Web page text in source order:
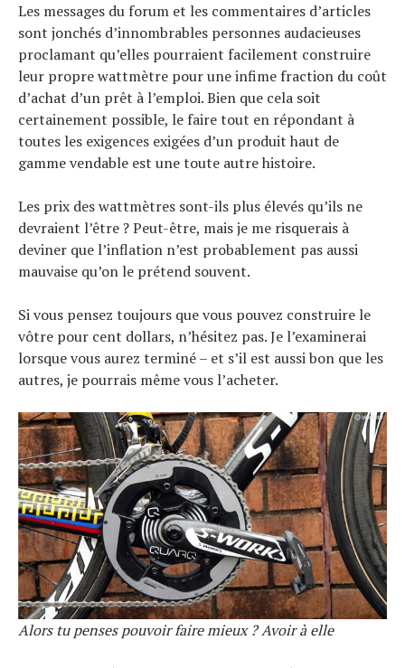
Les messages du forum et les commentaires d’articles
sont jonchés d’innombrables personnes audacieuses
proclamant qu’elles pourraient facilement construire
leur propre wattmètre pour une infime fraction du coût
d’achat d’un prêt à l’emploi. Bien que cela soit
certainement possible, le faire tout en répondant à
toutes les exigences exigées d’un produit haut de
gamme vendable est une toute autre histoire.
Les prix des wattmètres sont-ils plus élevés qu’ils ne
devraient l’être ? Peut-être, mais je me risquerais à
deviner que l’inflation n’est probablement pas aussi
mauvaise qu’on le prétend souvent.
Si vous pensez toujours que vous pouvez construire le
vôtre pour cent dollars, n’hésitez pas. Je l’examinerai
lorsque vous aurez terminé – et s’il est aussi bon que les
autres, je pourrais même vous l’acheter.
Alors tu penses pouvoir faire mieux ? Avoir à elle